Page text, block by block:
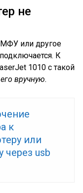
не
или другое
К
1010 с такой
вручную.
к
или
через usb